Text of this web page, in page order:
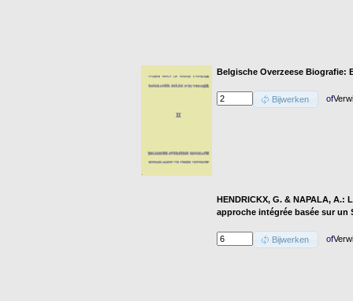
Belgische Overzeese Biografie:
Bijwerken of
HENDRICKX, G. & NAPALA,
approche intégrée basée sur un
Bijwerken of